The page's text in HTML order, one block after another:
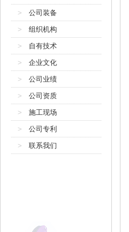
> 公司装备
> 组织机构
> 自有技术
> 企业文化
> 公司业绩
> 公司资质
> 施工现场
> 公司专利
> 联系我们